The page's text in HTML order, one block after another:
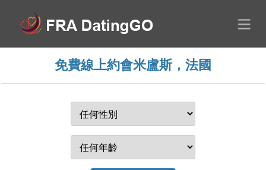
免費線上約會米盧斯，法國